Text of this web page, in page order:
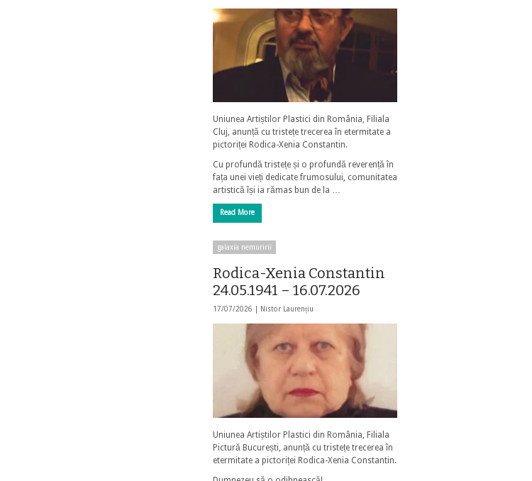
Uniunea Artiștilor Plastici din România, Filiala
Cluj, anunță cu tristețe trecerea în etermitate a
pictoriței Rodica-Xenia Constantin.
Cu profundă tristețe și o profundă reverență în
fața unei vieți dedicate frumosului, comunitatea
artistică își ia rămas bun de la …
Read More
galaxia nemuririi
Rodica-Xenia Constantin
24.05.1941 – 16.07.2026
17/07/2026 | Nistor Laurențiu
Uniunea Artiștilor Plastici din România, Filiala
Pictură București, anunță cu tristețe trecerea în
etermitate a pictoriței Rodica-Xenia Constantin.